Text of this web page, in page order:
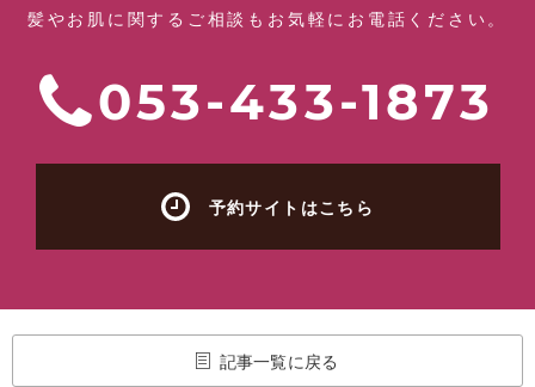
髪やお肌に関するご相談もお気軽にお電話ください。
053-433-1873
予約サイトはこちら
記事一覧に戻る